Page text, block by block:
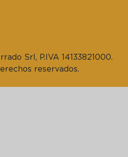
Srl, P.IVA 14133821000.
reservados.